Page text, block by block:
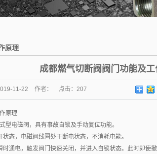
原理
成都燃气切断阀阀门功能及
11-22 作者： 点击： 207
原理
电磁阀，具有事故自锁及手动复位功能。
，电磁阀线圈处于断电状态，不消耗电能。
电，触发阀门快速关闭，并进入自锁状态。此时即使撤